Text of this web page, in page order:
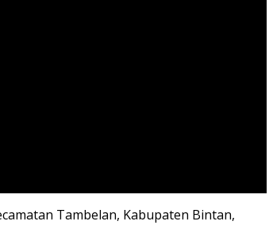
Tambelan, Kabupaten Bintan,